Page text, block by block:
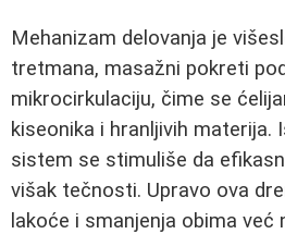
Mehanizam delovanja je
tretmana, masažni pokreti
mikrocirkulaciju, čime se
kiseonika i hranljivih materija.
sistem se stimuliše da
višak tečnosti. Upravo ova
lakoće i smanjenja obima već